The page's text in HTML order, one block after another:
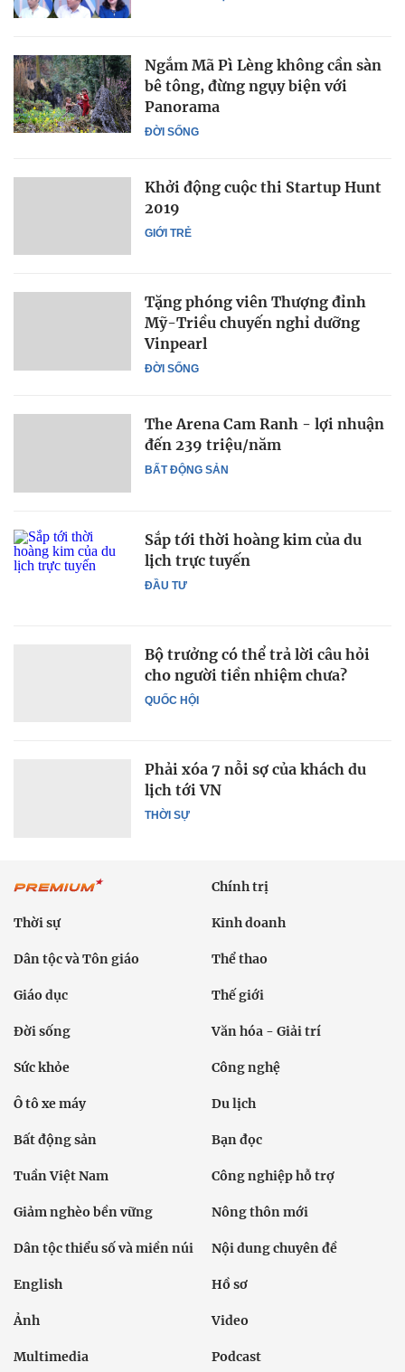
ĐỜI SỐNG
Ngắm Mã Pì Lèng không cần sàn
bê tông, đừng ngụy biện với
Panorama
GIỚI TRẺ
Khởi động cuộc thi Startup Hunt
2019
ĐỜI SỐNG
Tặng phóng viên Thượng đỉnh
Mỹ-Triều chuyến nghỉ dưỡng
Vinpearl
BẤT ĐỘNG SẢN
The Arena Cam Ranh - lợi nhuận
đến 239 triệu/năm
ĐẦU TƯ
Sắp tới thời hoàng kim của du
lịch trực tuyến
QUỐC HỘI
Bộ trưởng có thể trả lời câu hỏi
cho người tiền nhiệm chưa?
THỜI SỰ
Phải xóa 7 nỗi sợ của khách du
lịch tới VN
Chính trị
Thời sự Kinh doanh
Dân tộc và Tôn giáo Thể thao
Giáo dục Thế giới
Đời sống Văn hóa - Giải trí
Sức khỏe Công nghệ
Ô tô xe máy Du lịch
Bất động sản Bạn đọc
Tuần Việt Nam Công nghiệp hỗ trợ
Giảm nghèo bền vững Nông thôn mới
Dân tộc thiểu số và miền núi Nội dung chuyên đề
English Hồ sơ
Ảnh Video
Multimedia Podcast